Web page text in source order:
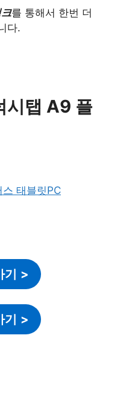
를 통해서 한번 더
다.
시탭 A9 플
기 >
기 >